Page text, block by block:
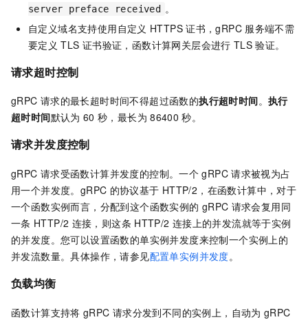
server preface received 。
自定义域名支持使用自定义 HTTPS 证书，gRPC 服务端不需
要定义 TLS 证书验证， 函数计算网关层会进行 TLS 验证。
请求超时控制
gRPC 请求的最长超时时间不得超过函数的执行超时时间。执行
超时时间默认为 60 秒，最长为 86400 秒。
请求并发度控制
gRPC 请求受函数计算并发度的控制。一个 gRPC 请求被视为占
用一个并发度。gRPC 的协议基于 HTTP/2，在函数计算中，对于
一个函数实例而言，分配到这个函数实例的 gRPC 请求会复用同
一条 HTTP/2 连接，则这条 HTTP/2 连接上的并发流就等于实例
的并发度。您可以设置函数的单实例并发度来控制一个实例上的
并发流数量。具体操作，请参见配置单实例并发度。
负载均衡
函数计算支持将 gRPC 请求分发到不同的实例上，自动为 gRPC